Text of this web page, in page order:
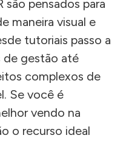
são pensados para
maneira visual e
tutoriais passo a
de gestão até
complexos de
Se você é
vendo na
o recurso ideal